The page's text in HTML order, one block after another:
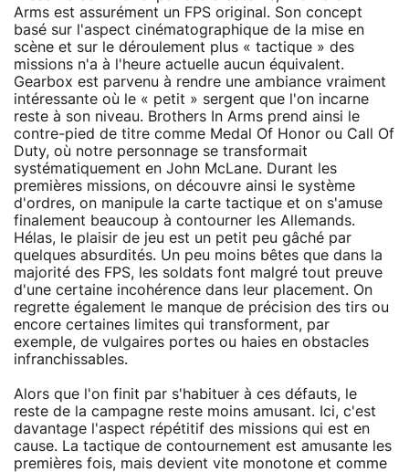
Arms est assurément un FPS original. Son concept
basé sur l'aspect cinématographique de la mise en
scène et sur le déroulement plus « tactique » des
missions n'a à l'heure actuelle aucun équivalent.
Gearbox est parvenu à rendre une ambiance vraiment
intéressante où le « petit » sergent que l'on incarne
reste à son niveau. Brothers In Arms prend ainsi le
contre-pied de titre comme Medal Of Honor ou Call Of
Duty, où notre personnage se transformait
systématiquement en John McLane. Durant les
premières missions, on découvre ainsi le système
d'ordres, on manipule la carte tactique et on s'amuse
finalement beaucoup à contourner les Allemands.
Hélas, le plaisir de jeu est un petit peu gâché par
quelques absurdités. Un peu moins bêtes que dans la
majorité des FPS, les soldats font malgré tout preuve
d'une certaine incohérence dans leur placement. On
regrette également le manque de précision des tirs ou
encore certaines limites qui transforment, par
exemple, de vulgaires portes ou haies en obstacles
infranchissables.
Alors que l'on finit par s'habituer à ces défauts, le
reste de la campagne reste moins amusant. Ici, c'est
davantage l'aspect répétitif des missions qui est en
cause. La tactique de contournement est amusante les
premières fois, mais devient vite monotone et comme